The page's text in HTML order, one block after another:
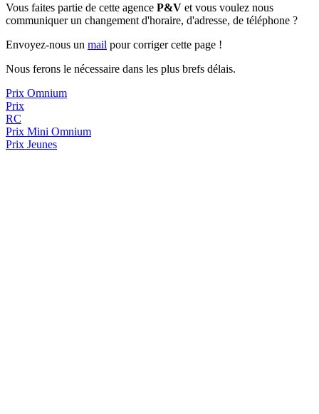
Vous faites partie de cette agence P&V et vous voulez nous
communiquer un changement d'horaire, d'adresse, de téléphone ?
Envoyez-nous un mail pour corriger cette page !
Nous ferons le nécessaire dans les plus brefs délais.
Prix Omnium
Prix
RC
Prix Mini Omnium
Prix Jeunes